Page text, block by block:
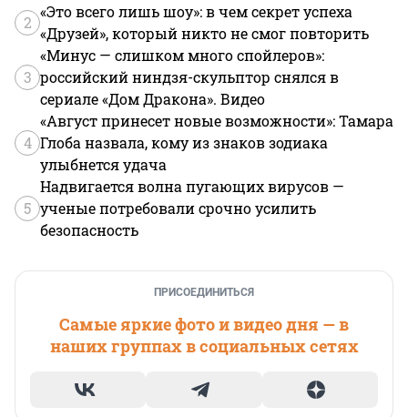
2
«Это всего лишь шоу»: в чем секрет успеха
«Друзей», который никто не смог повторить
3
«Минус — слишком много спойлеров»:
российский ниндзя-скульптор снялся в
сериале «Дом Дракона». Видео
4
«Август принесет новые возможности»: Тамара
Глоба назвала, кому из знаков зодиака
улыбнется удача
5
Надвигается волна пугающих вирусов —
ученые потребовали срочно усилить
безопасность
ПРИСОЕДИНИТЬСЯ
Самые яркие фото и видео дня — в
наших группах в социальных сетях